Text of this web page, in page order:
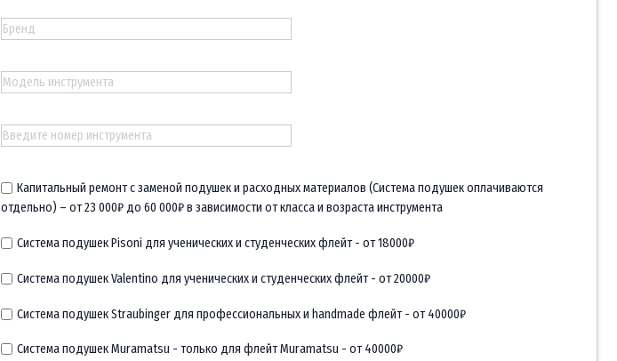
Капитальный ремонт с заменой подушек и расходных материалов (Система подушек оплачиваются
отдельно) – от 23 000₽ до 60 000₽ в зависимости от класса и возраста инструмента
Система подушек Pisoni для ученических и студенческих флейт - от 18000₽
Система подушек Valentino для ученических и студенческих флейт - от 20000₽
Система подушек Straubinger для профессиональных и handmade флейт - от 40000₽
Система подушек Muramatsu - только для флейт Muramatsu - от 40000₽